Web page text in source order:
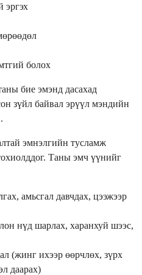
эргэх
болох
бие эмэнд дасахад
зүйл байвал эрүүл мэндийн
эмнэлгийн тусламж
Таны эмч үүнийг
амьсгал давчдах, цээжээр
нүд шарлах, харанхуй шээс,
(жинг ихээр өөрчлөх, зүрх
даарах)